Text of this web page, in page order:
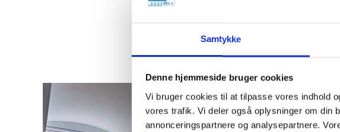
Samtykke
Denne hjemmeside bruger cookies
Vi bruger cookies til at tilpasse vores indhold
vores trafik. Vi deler også oplysninger om din
annonceringspartnere og analysepartnere.